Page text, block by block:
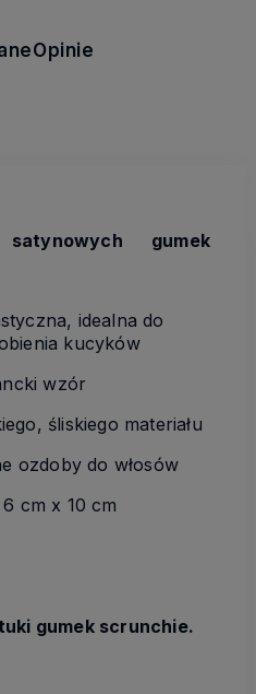
Opinie
gumek
idealna do
kucyków
wzór
śliskiego materiału
ozdoby do włosów
cm x 10 cm
gumek scrunchie.